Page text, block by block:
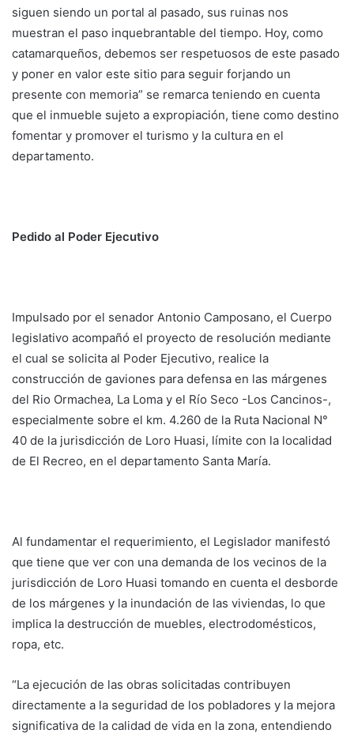
siguen siendo un portal al pasado, sus ruinas nos
muestran el paso inquebrantable del tiempo. Hoy, como
catamarqueños, debemos ser respetuosos de este pasado
y poner en valor este sitio para seguir forjando un
presente con memoria” se remarca teniendo en cuenta
que el inmueble sujeto a expropiación, tiene como destino
fomentar y promover el turismo y la cultura en el
departamento.
Pedido al Poder Ejecutivo
Impulsado por el senador Antonio Camposano, el Cuerpo
legislativo acompañó el proyecto de resolución mediante
el cual se solicita al Poder Ejecutivo, realice la
construcción de gaviones para defensa en las márgenes
del Rio Ormachea, La Loma y el Río Seco -Los Cancinos-,
especialmente sobre el km. 4.260 de la Ruta Nacional N°
40 de la jurisdicción de Loro Huasi, límite con la localidad
de El Recreo, en el departamento Santa María.
Al fundamentar el requerimiento, el Legislador manifestó
que tiene que ver con una demanda de los vecinos de la
jurisdicción de Loro Huasi tomando en cuenta el desborde
de los márgenes y la inundación de las viviendas, lo que
implica la destrucción de muebles, electrodomésticos,
ropa, etc.
“La ejecución de las obras solicitadas contribuyen
directamente a la seguridad de los pobladores y la mejora
significativa de la calidad de vida en la zona, entendiendo